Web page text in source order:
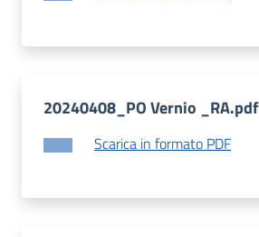
20240408_PO Vernio _RA.pdf
Scarica in formato PDF